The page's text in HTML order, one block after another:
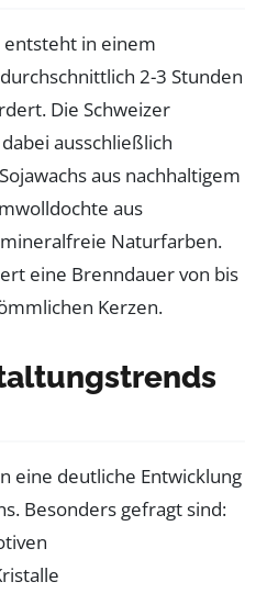
entsteht in einem
2-3 Stunden
Die Schweizer
ausschließlich
aus nachhaltigem
aus
Naturfarben.
eine Brenndauer von bis
Kerzen.
eine deutliche Entwicklung
Besonders gefragt sind: